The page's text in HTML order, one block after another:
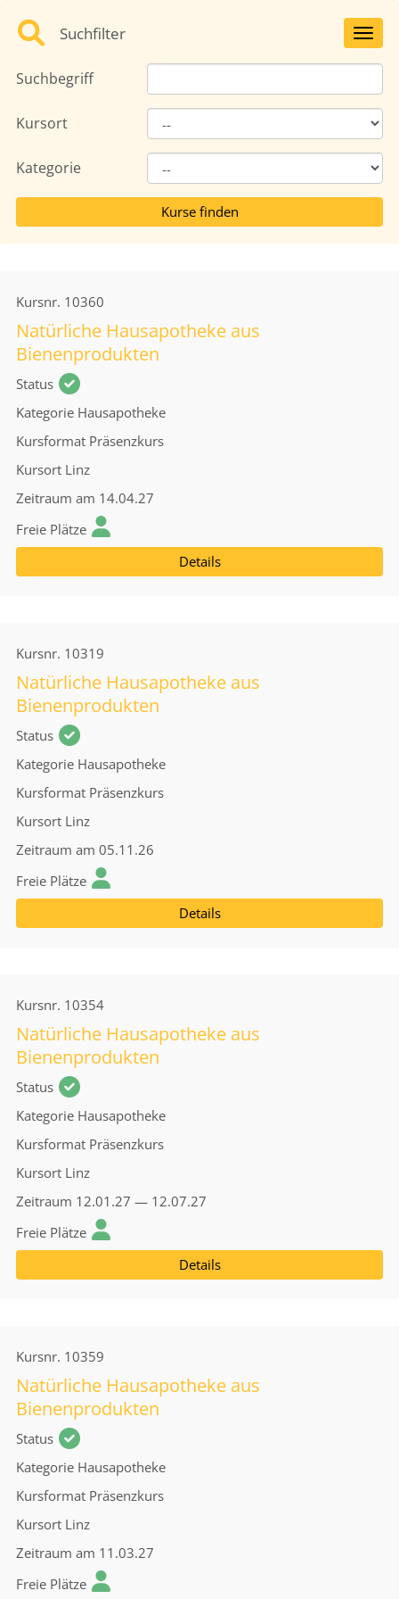
Suchfilter
Suchbegriff
Kursort
Kategorie
Kursnr. 10360
Natürliche Hausapotheke aus
Bienenprodukten
Status
Kategorie Hausapotheke
Kursformat Präsenzkurs
Kursort Linz
Zeitraum am 14.04.27
Freie Plätze
Details
Kursnr. 10319
Natürliche Hausapotheke aus
Bienenprodukten
Status
Kategorie Hausapotheke
Kursformat Präsenzkurs
Kursort Linz
Zeitraum am 05.11.26
Freie Plätze
Details
Kursnr. 10354
Natürliche Hausapotheke aus
Bienenprodukten
Status
Kategorie Hausapotheke
Kursformat Präsenzkurs
Kursort Linz
Zeitraum 12.01.27 — 12.07.27
Freie Plätze
Details
Kursnr. 10359
Natürliche Hausapotheke aus
Bienenprodukten
Status
Kategorie Hausapotheke
Kursformat Präsenzkurs
Kursort Linz
Zeitraum am 11.03.27
Freie Plätze